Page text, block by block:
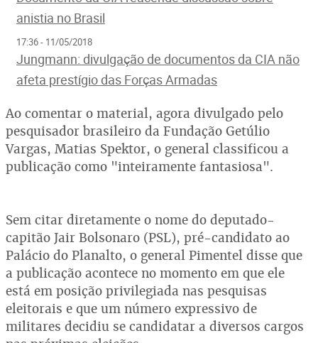
anistia no Brasil
17:36 - 11/05/2018
Jungmann: divulgação de documentos da CIA não
afeta prestígio das Forças Armadas
Ao comentar o material, agora divulgado pelo
pesquisador brasileiro da Fundação Getúlio
Vargas, Matias Spektor, o general classificou a
publicação como "inteiramente fantasiosa".
Sem citar diretamente o nome do deputado-
capitão Jair Bolsonaro (PSL), pré-candidato ao
Palácio do Planalto, o general Pimentel disse que
a publicação acontece no momento em que ele
está em posição privilegiada nas pesquisas
eleitorais e que um número expressivo de
militares decidiu se candidatar a diversos cargos